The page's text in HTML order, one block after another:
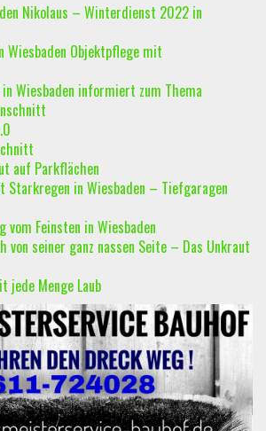
Nikolaus – Winterdienst 2022 in
Wiesbaden Objektpflege mit
in Wiesbaden informiert zum Thema
auf Parkflächen
Starkregen in Wiesbaden – Tiefgaragen
vom Feinsten in Wiesbaden
von seiner ganz nassen Seite – Das Unkraut
jede Menge Laub